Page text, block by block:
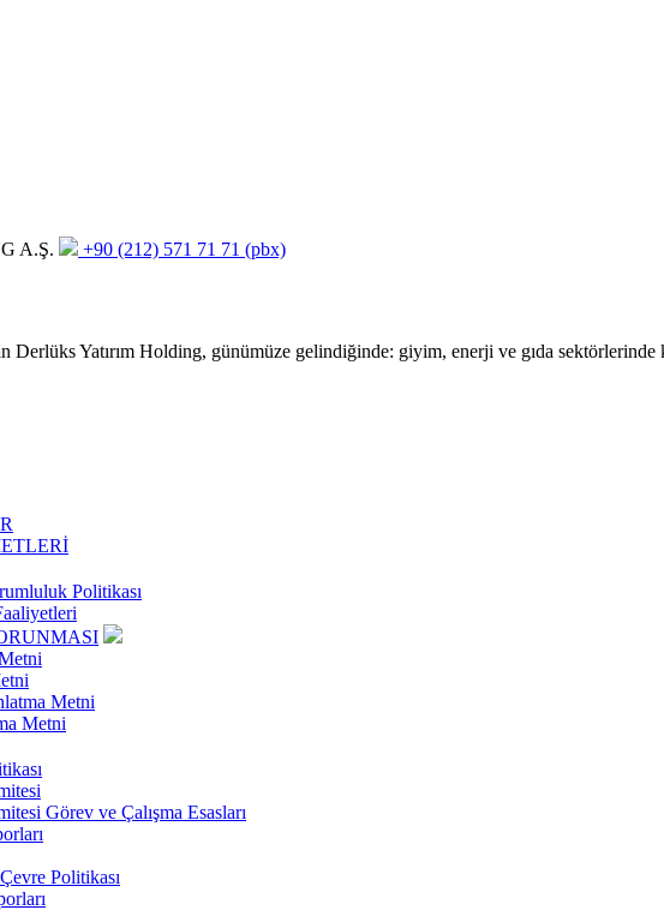
A.Ş.
+90 (212) 571 71 71 (pbx)
Derlüks Yatırım Holding, günümüze gelindiğinde: giyim, enerji ve gıda
Politikası
Metni
Metni
Görev ve Çalışma Esasları
Politikası